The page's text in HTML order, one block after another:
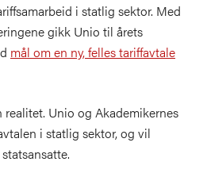
i statlig sektor. Med
gikk Unio til årets
mål om en ny, felles tariffavtale
realitet. Unio og Akademikernes
i statlig sektor, og vil